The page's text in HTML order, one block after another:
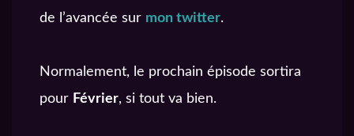
de l’avancée sur mon twitter.
Normalement, le prochain épisode sortira
pour Février, si tout va bien.